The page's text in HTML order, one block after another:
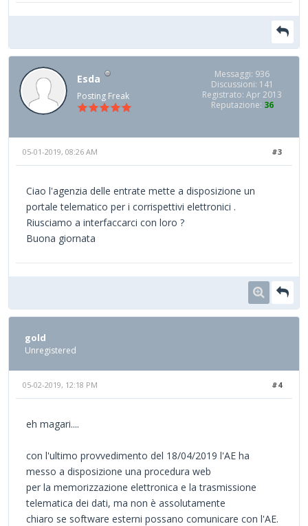
Esda
Posting Freak
Messaggi: 936
Discussioni: 141
Registrato: Apr 2013
Reputazione: 36
#3
05-01-2019, 08:26 AM
Ciao l'agenzia delle entrate mette a disposizione un
portale telematico per i corrispettivi elettronici .
Riusciamo a interfaccarci con loro ?
Buona giornata
gold
Unregistered
#4
05-02-2019, 12:18 PM
eh magari....
con l'ultimo provvedimento del 18/04/2019 l'AE ha
messo a disposizione una procedura web
per la memorizzazione elettronica e la trasmissione
telematica dei dati, ma non è assolutamente
chiaro se software esterni possano comunicare con l'AE.